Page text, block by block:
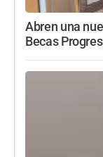
Abren una
Becas